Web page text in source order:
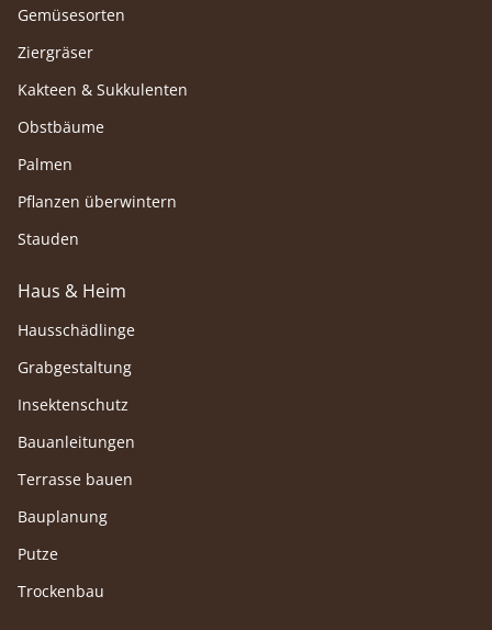
Gemüsesorten
Ziergräser
Kakteen & Sukkulenten
Obstbäume
Palmen
Pflanzen überwintern
Stauden
Haus & Heim
Hausschädlinge
Grabgestaltung
Insektenschutz
Bauanleitungen
Terrasse bauen
Bauplanung
Putze
Trockenbau